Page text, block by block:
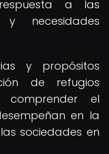
a las
y necesidades
y propósitos
de refugios
comprender el
en la
sociedades en